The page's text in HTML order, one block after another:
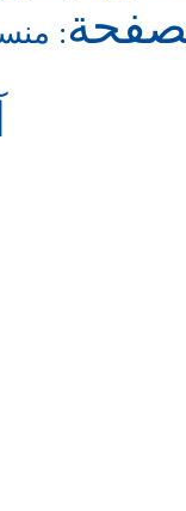
: